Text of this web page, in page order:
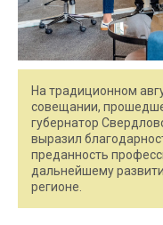
На традиционном
совещании,
губернатор
выразил
преданность
дальнейшему
регионе.